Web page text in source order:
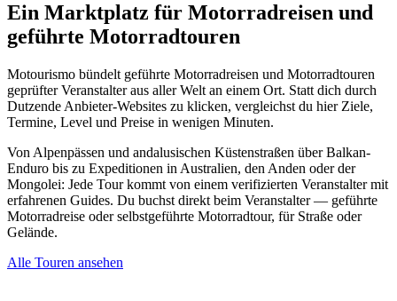
Ein Marktplatz für Motorradreisen und
geführte Motorradtouren
Motourismo bündelt geführte Motorradreisen und Motorradtouren
geprüfter Veranstalter aus aller Welt an einem Ort. Statt dich durch
Dutzende Anbieter-Websites zu klicken, vergleichst du hier Ziele,
Termine, Level und Preise in wenigen Minuten.
Von Alpenpässen und andalusischen Küstenstraßen über Balkan-
Enduro bis zu Expeditionen in Australien, den Anden oder der
Mongolei: Jede Tour kommt von einem verifizierten Veranstalter mit
erfahrenen Guides. Du buchst direkt beim Veranstalter — geführte
Motorradreise oder selbstgeführte Motorradtour, für Straße oder
Gelände.
Alle Touren ansehen